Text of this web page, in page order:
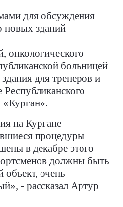
для обсуждения
новых зданий
онкологического
больницей
для тренеров и
Республиканского
«Курган».
на Кургане
процедуры
в декабре этого
должны быть
очень
- рассказал Артур